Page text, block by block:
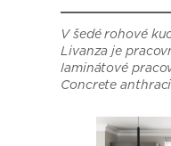
V šedé rohové
Livanza je
laminátové
Concrete